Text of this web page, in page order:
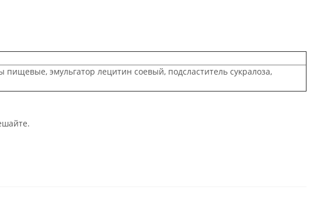
эмульгатор лецитин соевый, подсластитель сукралоза,